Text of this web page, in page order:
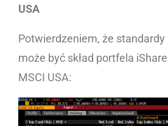
USA
Potwierdzeniem, że standardy
może być skład portfela
MSCI USA: